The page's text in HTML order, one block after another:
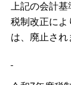
上記の会計
税制改正によ
は、廃止され